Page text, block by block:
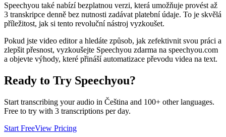
Speechyou také nabízí bezplatnou verzi, která umožňuje provést až
3 transkripce denně bez nutnosti zadávat platební údaje. To je skvělá
příležitost, jak si tento revoluční nástroj vyzkoušet.
Pokud jste video editor a hledáte způsob, jak zefektivnit svou práci a
zlepšit přesnost, vyzkoušejte Speechyou zdarma na speechyou.com
a objevte výhody, které přináší automatizace převodu videa na text.
Ready to Try Speechyou?
Start transcribing your audio in Čeština and 100+ other languages.
Free to try with 3 transcriptions per day.
Start FreeView Pricing